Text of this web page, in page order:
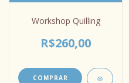
Workshop Quilling
R$260,00